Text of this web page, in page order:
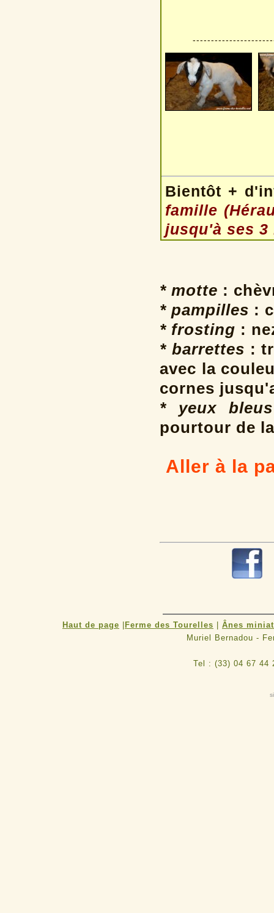
Bientôt +
famille
jusqu'à ses 3
* motte :
* pampilles :
* frosting :
* barrettes :
avec la
cornes
* yeux bleus
pourtour de
Aller à la
Haut de page Ferme des Tourelles
Ânes
Muriel Bernadou -
Tel : (33) 04 67 44